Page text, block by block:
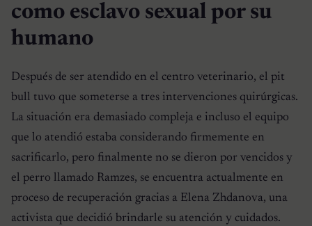
como esclavo sexual por su
humano
Después de ser atendido en el centro veterinario, el pit
bull tuvo que someterse a tres intervenciones quirúrgicas.
La situación era demasiado compleja e incluso el equipo
que lo atendió estaba considerando firmemente en
sacrificarlo, pero finalmente no se dieron por vencidos y
el perro llamado Ramzes, se encuentra actualmente en
proceso de recuperación gracias a Elena Zhdanova, una
activista que decidió brindarle su atención y cuidados.